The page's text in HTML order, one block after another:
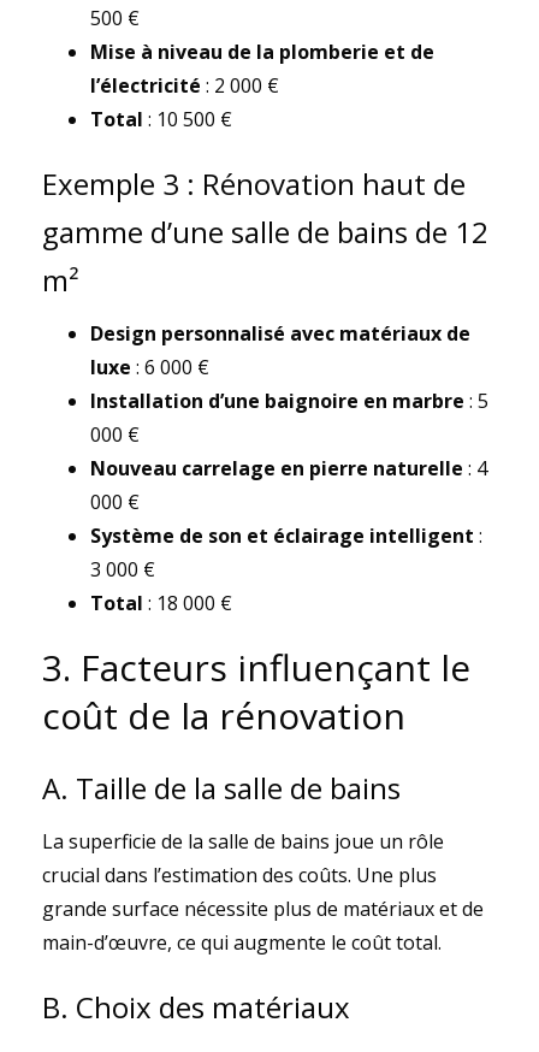
500 €
Mise à niveau de la plomberie et de
l’électricité : 2 000 €
Total : 10 500 €
Exemple 3 : Rénovation haut de
gamme d’une salle de bains de 12
m²
Design personnalisé avec matériaux de
luxe : 6 000 €
Installation d’une baignoire en marbre : 5
000 €
Nouveau carrelage en pierre naturelle : 4
000 €
Système de son et éclairage intelligent :
3 000 €
Total : 18 000 €
3. Facteurs influençant le
coût de la rénovation
A. Taille de la salle de bains
La superficie de la salle de bains joue un rôle
crucial dans l’estimation des coûts. Une plus
grande surface nécessite plus de matériaux et de
main-d’œuvre, ce qui augmente le coût total.
B. Choix des matériaux